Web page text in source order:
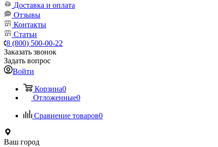
Доставка и оплата
Отзывы
Контакты
Статьи
8 (800) 500-00-22
Заказать звонок
Задать вопрос
Войти
Корзина0
Отложенные0
Сравнение товаров0
Ваш город